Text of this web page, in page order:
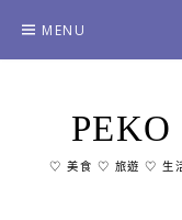
content
MENU
♡ 美食 ♡ 旅遊 ♡ 生活